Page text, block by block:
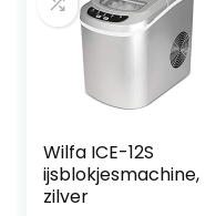
Wilfa ICE-12S
ijsblokjesmachine,
zilver